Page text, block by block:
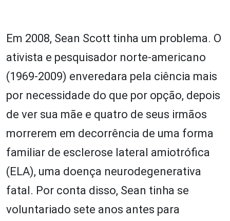
Em 2008, Sean Scott tinha um problema. O
ativista e pesquisador norte-americano
(1969-2009) enveredara pela ciência mais
por necessidade do que por opção, depois
de ver sua mãe e quatro de seus irmãos
morrerem em decorrência de uma forma
familiar de esclerose lateral amiotrófica
(ELA), uma doença neurodegenerativa
fatal. Por conta disso, Sean tinha se
voluntariado sete anos antes para